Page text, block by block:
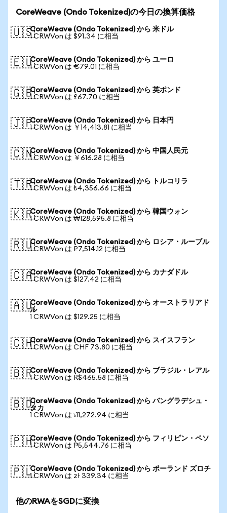
CoreWeave (Ondo Tokenized)の今日の換算価格
🇺🇸CoreWeave (Ondo Tokenized) から 米ドル
1 CRWVon は $91.34 に相当
🇪🇺CoreWeave (Ondo Tokenized) から ユーロ
1 CRWVon は €79.01 に相当
🇬🇧CoreWeave (Ondo Tokenized) から 英ポンド
1 CRWVon は £67.70 に相当
🇯🇵CoreWeave (Ondo Tokenized) から 日本円
1 CRWVon は ￥14,413.81 に相当
🇨🇳CoreWeave (Ondo Tokenized) から 中国人民元
1 CRWVon は ￥616.28 に相当
🇹🇷CoreWeave (Ondo Tokenized) から トルコリラ
1 CRWVon は ₺4,356.66 に相当
🇰🇷CoreWeave (Ondo Tokenized) から 韓国ウォン
1 CRWVon は ₩128,595.8 に相当
🇷🇺CoreWeave (Ondo Tokenized) から ロシア・ルーブル
1 CRWVon は ₽7,514.12 に相当
🇨🇦CoreWeave (Ondo Tokenized) から カナダドル
1 CRWVon は $127.42 に相当
🇦🇺CoreWeave (Ondo Tokenized) から オーストラリアド
ル
1 CRWVon は $129.25 に相当
🇨🇭CoreWeave (Ondo Tokenized) から スイスフラン
1 CRWVon は CHF 73.80 に相当
🇧🇷CoreWeave (Ondo Tokenized) から ブラジル・レアル
1 CRWVon は R$465.58 に相当
🇧🇩CoreWeave (Ondo Tokenized) から バングラデシュ・
タカ
1 CRWVon は ৳11,272.94 に相当
🇵🇭CoreWeave (Ondo Tokenized) から フィリピン・ペソ
1 CRWVon は ₱5,544.76 に相当
🇵🇱CoreWeave (Ondo Tokenized) から ポーランド ズロチ
1 CRWVon は zł 339.34 に相当
他のRWAをSGDに変換